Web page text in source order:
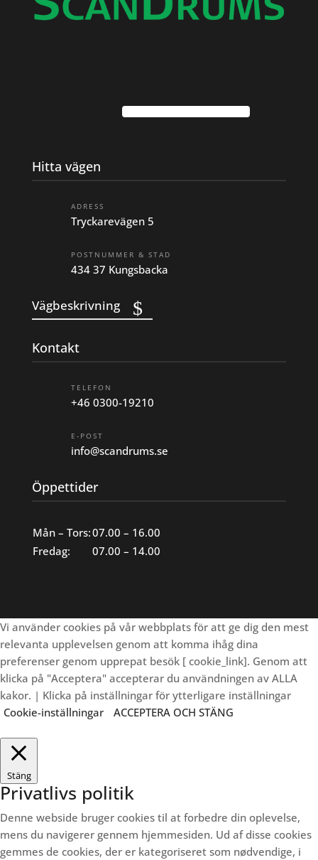
Hitta vägen
ADRESS
Tryckarevägen 5
POSTNUMMER & STAD
434 37 Kungsbacka
Vägbeskrivning
Kontakt
TELEFON
+46 0300-19210
E-POST
info@scandrums.se
Öppettider
Mån – Tors:07.00 – 16.00
Fredag:
07.00 – 14.00
Vi använder cookies på vår webbplats för att ge dig den mest
relevanta upplevelsen genom att komma ihåg dina
preferenser genom upprepat besök [ cookie_link]. Genom att
klicka på "Acceptera" accepterar du användningen av ALLA
kakor. | Klicka på inställningar för ytterligare inställningar
Cookie-inställningar
ACCEPTERA OCH STÄNG
Stäng
Privatlivs politik
Denne webside bruger cookies til at forbedre din oplevelse,
mens du navigerer gennem hjemmesiden. Ud af disse cookies
gemmes de cookies, der er kategoriseret som nødvendige, i